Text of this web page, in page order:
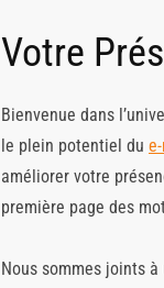
Votre
Bienvenue dans
le plein potentiel du
améliorer votre
première page des
Nous sommes joints